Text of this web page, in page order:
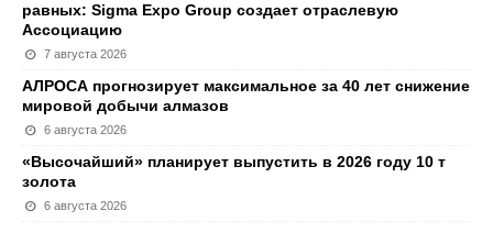
равных: Sigma Expo Group создает отраслевую
Ассоциацию
7 августа 2026
АЛРОСА прогнозирует максимальное за 40 лет снижение
мировой добычи алмазов
6 августа 2026
«Высочайший» планирует выпустить в 2026 году 10 т
золота
6 августа 2026